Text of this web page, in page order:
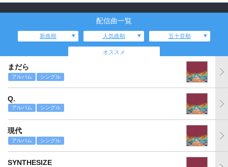
配信曲一覧
新曲順 人気曲順 五十音順
オススメ
まだら
アルバム シングル
Q.
アルバム シングル
現代
アルバム シングル
SYNTHESIZE